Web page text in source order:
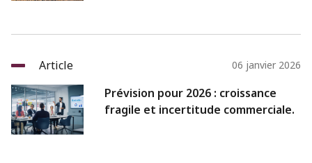
Article 06 janvier 2026
Prévision pour 2026 : croissance
fragile et incertitude commerciale.